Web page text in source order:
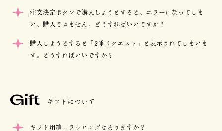
注文決定ボタンで購入しようとすると、エラーになってしま
い、購入できません。どうすればいいですか？
購入しようとすると「2重リクエスト」と表示されてしまいま
す。どうすればいいですか？
Gift ギフトについて
ギフト用箱、ラッピングはありますか？